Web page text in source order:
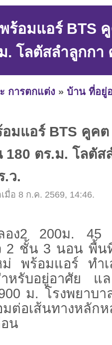
ร้อมแอร์ BTS
. โลตัสลำลูกกา
การตกแต่ง » บ้าน ที่อยู่
มแอร์ BTS คูค
180 ตร.ม. โลตัส
.ว.
อ 8 ก.ค. 2569, 14:46.
อง2 200ม.
2 ชั้น 3 นอน พื้น
พร้อมแอร์ ทำ
หรับอยู่อาศัย แ
ม. โรงพยาบ
ต่อเส้นทางหลัก
น